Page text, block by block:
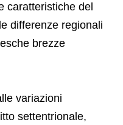
caratteristiche del
differenze regionali
brezze
variazioni
settentrionale,